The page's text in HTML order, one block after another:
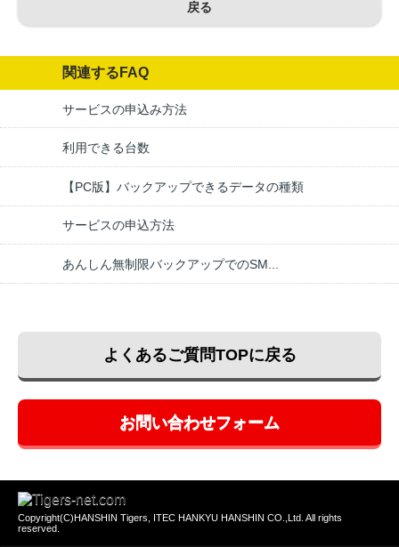
戻る
関連するFAQ
サービスの申込み方法
利用できる台数
【PC版】バックアップできるデータの種類
サービスの申込方法
あんしん無制限バックアップでのSM...
よくあるご質問TOPに戻る
お問い合わせフォーム
Copyright(C)HANSHIN Tigers, ITEC HANKYU HANSHIN CO.,Ltd. All rights
reserved.